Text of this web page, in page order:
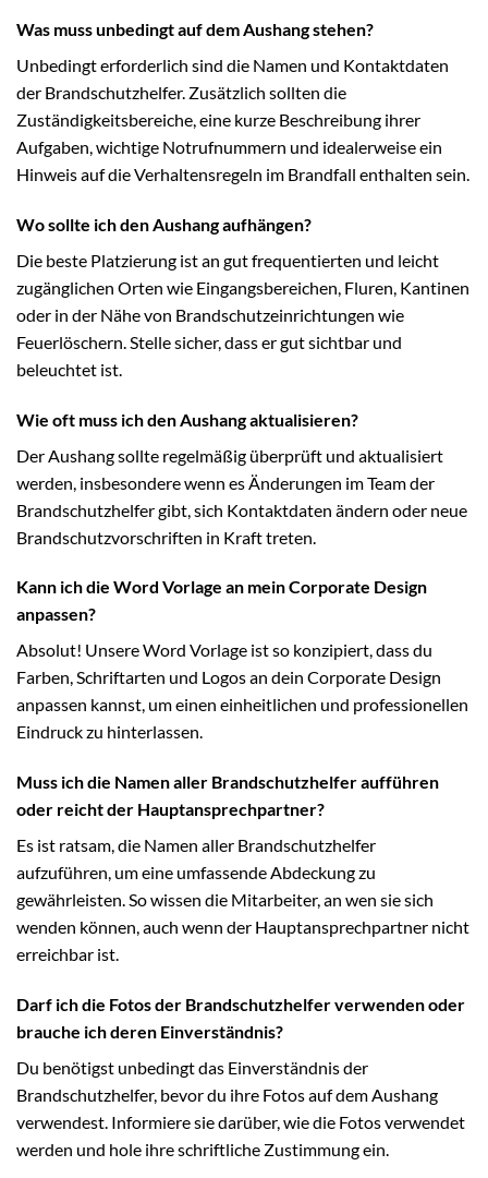
Was muss unbedingt auf dem Aushang stehen?
Unbedingt erforderlich sind die Namen und Kontaktdaten
der Brandschutzhelfer. Zusätzlich sollten die
Zuständigkeitsbereiche, eine kurze Beschreibung ihrer
Aufgaben, wichtige Notrufnummern und idealerweise ein
Hinweis auf die Verhaltensregeln im Brandfall enthalten sein.
Wo sollte ich den Aushang aufhängen?
Die beste Platzierung ist an gut frequentierten und leicht
zugänglichen Orten wie Eingangsbereichen, Fluren, Kantinen
oder in der Nähe von Brandschutzeinrichtungen wie
Feuerlöschern. Stelle sicher, dass er gut sichtbar und
beleuchtet ist.
Wie oft muss ich den Aushang aktualisieren?
Der Aushang sollte regelmäßig überprüft und aktualisiert
werden, insbesondere wenn es Änderungen im Team der
Brandschutzhelfer gibt, sich Kontaktdaten ändern oder neue
Brandschutzvorschriften in Kraft treten.
Kann ich die Word Vorlage an mein Corporate Design
anpassen?
Absolut! Unsere Word Vorlage ist so konzipiert, dass du
Farben, Schriftarten und Logos an dein Corporate Design
anpassen kannst, um einen einheitlichen und professionellen
Eindruck zu hinterlassen.
Muss ich die Namen aller Brandschutzhelfer aufführen
oder reicht der Hauptansprechpartner?
Es ist ratsam, die Namen aller Brandschutzhelfer
aufzuführen, um eine umfassende Abdeckung zu
gewährleisten. So wissen die Mitarbeiter, an wen sie sich
wenden können, auch wenn der Hauptansprechpartner nicht
erreichbar ist.
Darf ich die Fotos der Brandschutzhelfer verwenden oder
brauche ich deren Einverständnis?
Du benötigst unbedingt das Einverständnis der
Brandschutzhelfer, bevor du ihre Fotos auf dem Aushang
verwendest. Informiere sie darüber, wie die Fotos verwendet
werden und hole ihre schriftliche Zustimmung ein.